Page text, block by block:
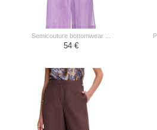
semicouture bottomwear ...
54 €